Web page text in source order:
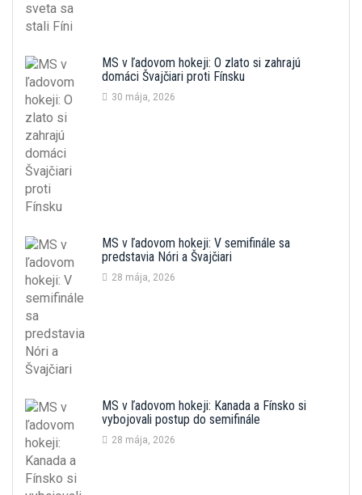
MS v ľadovom hokeji: O zlato si zahrajú
domáci Švajčiari proti Fínsku
30 mája, 2026
MS v ľadovom hokeji: V semifinále sa
predstavia Nóri a Švajčiari
28 mája, 2026
MS v ľadovom hokeji: Kanada a Fínsko si
vybojovali postup do semifinále
28 mája, 2026